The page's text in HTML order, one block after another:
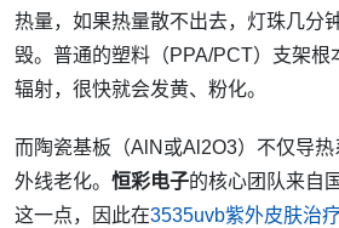
热量，如果热量散不出去，灯珠几分
毁。普通的塑料（PPA/PCT）支架根
辐射，很快就会发黄、粉化。
而陶瓷基板（AlN或Al2O3）不仅导
外线老化。 恒彩电子的核心团队来自
这一点，因此在3535uvb紫外皮肤治